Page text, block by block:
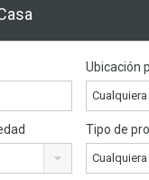
Ubicación
Cualquiera
Tipo de
Cualquiera